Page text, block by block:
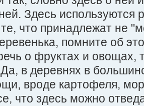
Здесь используются
что принадлежат не
помните об
о фруктах и овощах,
в деревнях в
вроде картофеля,
что здесь можно